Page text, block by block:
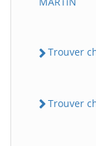
Trouver
Trouver